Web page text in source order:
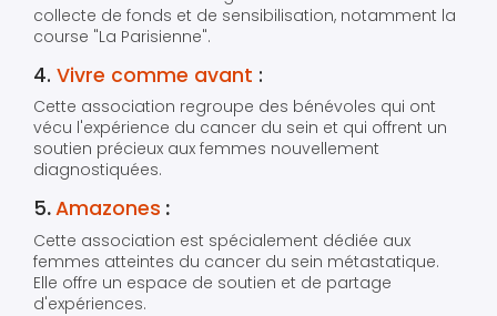
collecte de fonds et de sensibilisation, notamment la
course "La Parisienne".
4. Vivre comme avant :
Cette association regroupe des bénévoles qui ont
vécu l'expérience du cancer du sein et qui offrent un
soutien précieux aux femmes nouvellement
diagnostiquées.
5.Amazones :
Cette association est spécialement dédiée aux
femmes atteintes du cancer du sein métastatique.
Elle offre un espace de soutien et de partage
d'expériences.